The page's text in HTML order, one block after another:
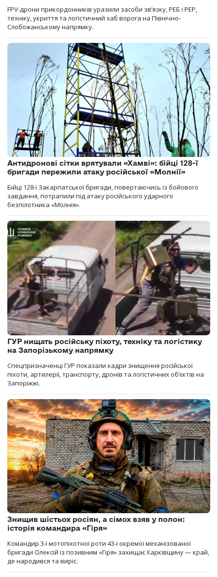
FPV-дрони прикордонників уразили засоби зв’язку, РЕБ і РЕР,
техніку, укриття та логістичний хаб ворога на Північно-
Слобожанському напрямку.
Антидронові сітки врятували «Хамві»: бійці 128-ї
бригади пережили атаку російської «Молнії»
Бійці 128-ї Закарпатської бригади, повертаючись із бойового
завдання, потрапили під атаку російського ударного
безпілотника «Молнія».
ГУР нищать російську піхоту, техніку та логістику
на Запорізькому напрямку
Спецпризначенці ГУР показали кадри знищення російської
піхоти, артилерії, транспорту, дронів та логістичних об’єктів на
Запоріжжі.
Знищив шістьох росіян, а сімох взяв у полон:
історія командира «Гіря»
Командир 3-ї мотопіхотної роти 43-ї окремої механізованої
бригади Олексій із позивним «Гіря» захищає Харківщину — край,
де народився та виріс.